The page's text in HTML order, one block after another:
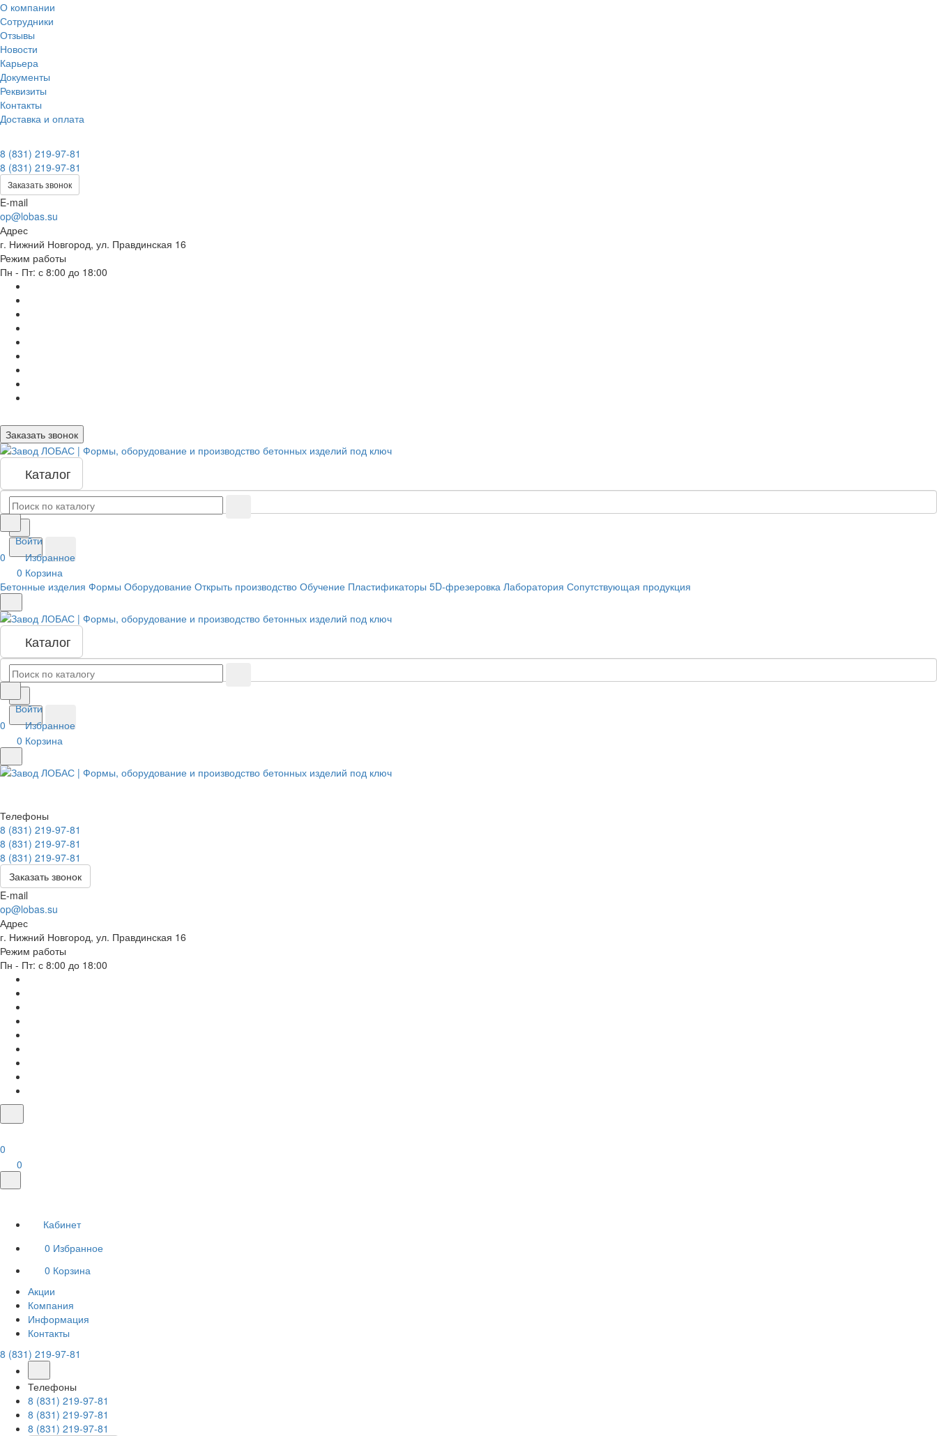
О компании
Сотрудники
Отзывы
Новости
Карьера
Документы
Реквизиты
Контакты
Доставка и оплата
8 (831) 219-97-81
8 (831) 219-97-81
Заказать звонок
E-mail
op@lobas.su
Адрес
г. Нижний Новгород, ул. Правдинская 16
Режим работы
Пн - Пт: с 8:00 до 18:00
Заказать звонок
Каталог
Войти
0
Избранное
0 Корзина
Бетонные изделия Формы Оборудование Открыть производство Обучение Пластификаторы 5D-фрезеровка Лаборатория Сопутствующая продукция
Каталог
Войти
0
Избранное
0 Корзина
Телефоны
8 (831) 219-97-81
8 (831) 219-97-81
8 (831) 219-97-81
Заказать звонок
E-mail
op@lobas.su
Адрес
г. Нижний Новгород, ул. Правдинская 16
Режим работы
Пн - Пт: с 8:00 до 18:00
0
0
Кабинет
0 Избранное
0 Корзина
Акции
Компания
Информация
Контакты
8 (831) 219-97-81
Телефоны
8 (831) 219-97-81
8 (831) 219-97-81
8 (831) 219-97-81